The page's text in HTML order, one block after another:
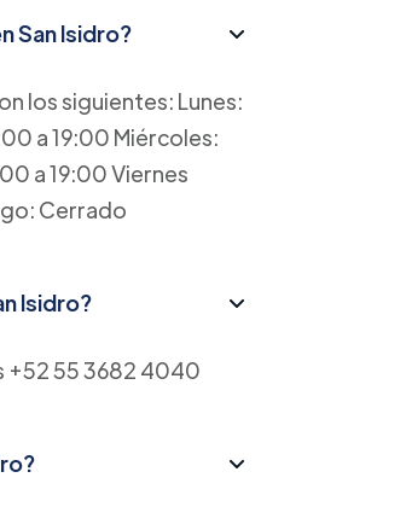
San Isidro?
los siguientes: Lunes:
a 19:00 Miércoles:
a 19:00 Viernes
Cerrado
Isidro?
+52 55 3682 4040